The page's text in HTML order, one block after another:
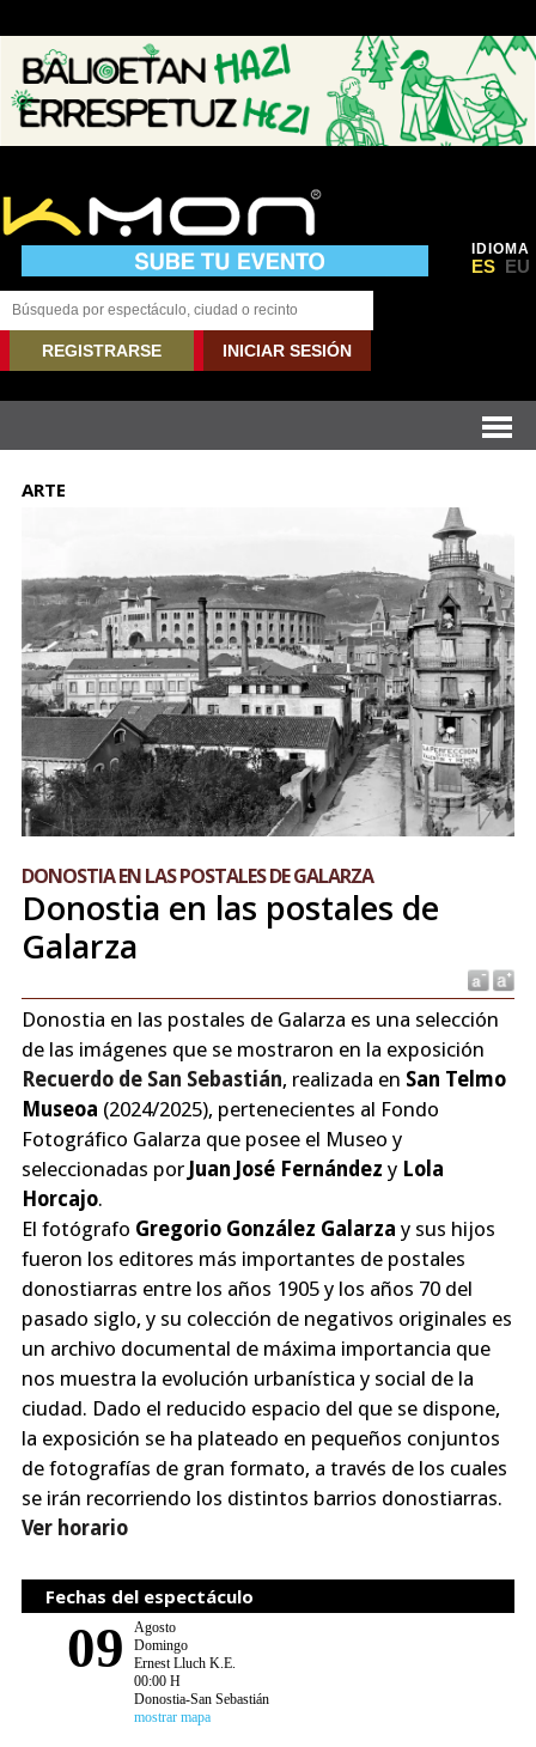
IDIOMA
ES EU
REGISTRARSE INICIAR SESIÓN
ARTE
DONOSTIA EN LAS POSTALES DE GALARZA
Donostia en las postales de
Galarza
Donostia en las postales de Galarza es una selección
de las imágenes que se mostraron en la exposición
Recuerdo de San Sebastián, realizada en San Telmo
Museoa (2024/2025), pertenecientes al Fondo
Fotográfico Galarza que posee el Museo y
seleccionadas por Juan José Fernández y Lola
Horcajo.
El fotógrafo Gregorio González Galarza y sus hijos
fueron los editores más importantes de postales
donostiarras entre los años 1905 y los años 70 del
pasado siglo, y su colección de negativos originales es
un archivo documental de máxima importancia que
nos muestra la evolución urbanística y social de la
ciudad. Dado el reducido espacio del que se dispone,
la exposición se ha plateado en pequeños conjuntos
de fotografías de gran formato, a través de los cuales
se irán recorriendo los distintos barrios donostiarras.
Ver horario
Fechas del espectáculo
09
Agosto
Domingo
Ernest Lluch K.E.
00:00 H
Donostia-San Sebastián
mostrar mapa